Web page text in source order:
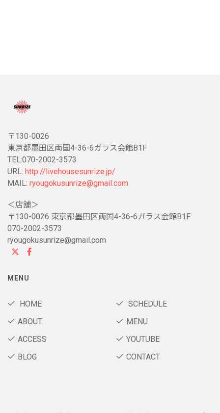
〒130-0026
東京都墨田区両国4-36-6ガラス会館B1F
TEL:070-2002-3573
URL: http://livehousesunrize.jp/
MAIL: ryougokusunrize@gmail.com
＜店舗＞
〒130-0026 東京都墨田区両国4-36-6ガラス会館B1F
070-2002-3573
ryougokusunrize@gmail.com
MENU
HOME
SCHEDULE
ABOUT
MENU
ACCESS
YOUTUBE
BLOG
CONTACT